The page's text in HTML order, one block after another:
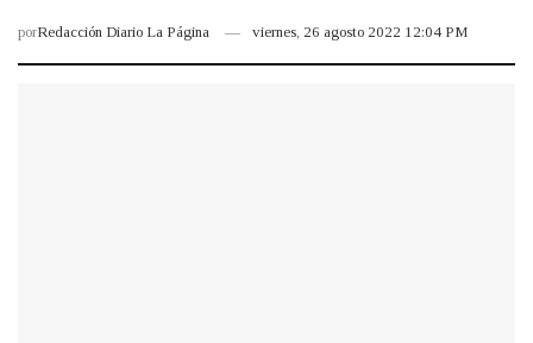
porRedacción Diario La Página viernes, 26 agosto 2022 12:04 PM